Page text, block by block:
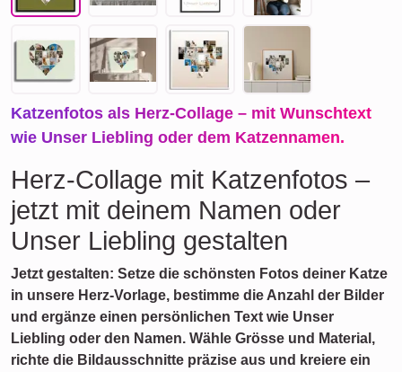
Katzenfotos als Herz-Collage – mit Wunschtext
wie Unser Liebling oder dem Katzennamen.
Herz-Collage mit Katzenfotos –
jetzt mit deinem Namen oder
Unser Liebling gestalten
Jetzt gestalten: Setze die schönsten Fotos deiner Katze
in unsere Herz-Vorlage, bestimme die Anzahl der Bilder
und ergänze einen persönlichen Text wie Unser
Liebling oder den Namen. Wähle Grösse und Material,
richte die Bildausschnitte präzise aus und kreiere ein